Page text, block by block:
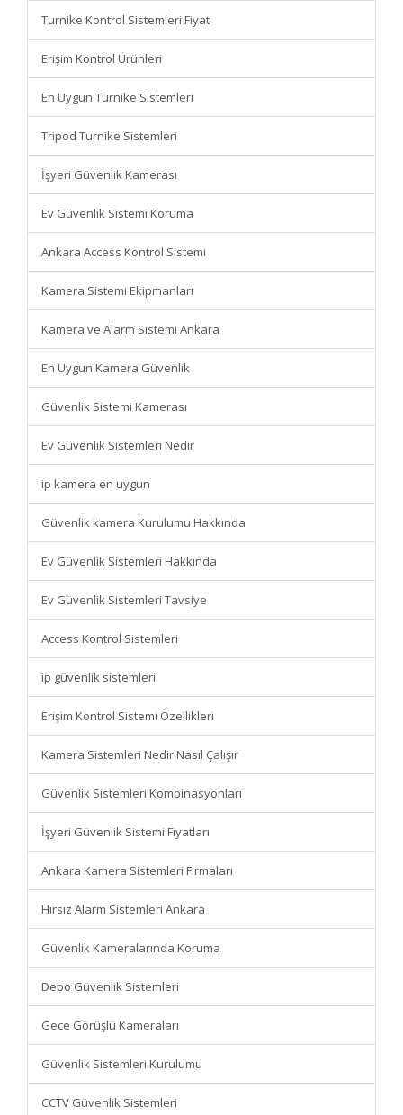
Turnike Kontrol Sistemleri Fiyat
Erişim Kontrol Ürünleri
En Uygun Turnike Sistemleri
Tripod Turnike Sistemleri
İşyeri Güvenlik Kamerası
Ev Güvenlik Sistemi Koruma
Ankara Access Kontrol Sistemi
Kamera Sistemi Ekipmanları
Kamera ve Alarm Sistemi Ankara
En Uygun Kamera Güvenlik
Güvenlik Sistemi Kamerası
Ev Güvenlik Sistemleri Nedir
ip kamera en uygun
Güvenlik kamera Kurulumu Hakkında
Ev Güvenlik Sistemleri Hakkında
Ev Güvenlik Sistemleri Tavsiye
Access Kontrol Sistemleri
ip güvenlik sistemleri
Erişim Kontrol Sistemi Özellikleri
Kamera Sistemleri Nedir Nasıl Çalışır
Güvenlik Sistemleri Kombinasyonları
İşyeri Güvenlik Sistemi Fiyatları
Ankara Kamera Sistemleri Firmaları
Hırsız Alarm Sistemleri Ankara
Güvenlik Kameralarında Koruma
Depo Güvenlik Sistemleri
Gece Görüşlü Kameraları
Güvenlik Sistemleri Kurulumu
CCTV Güvenlik Sistemleri